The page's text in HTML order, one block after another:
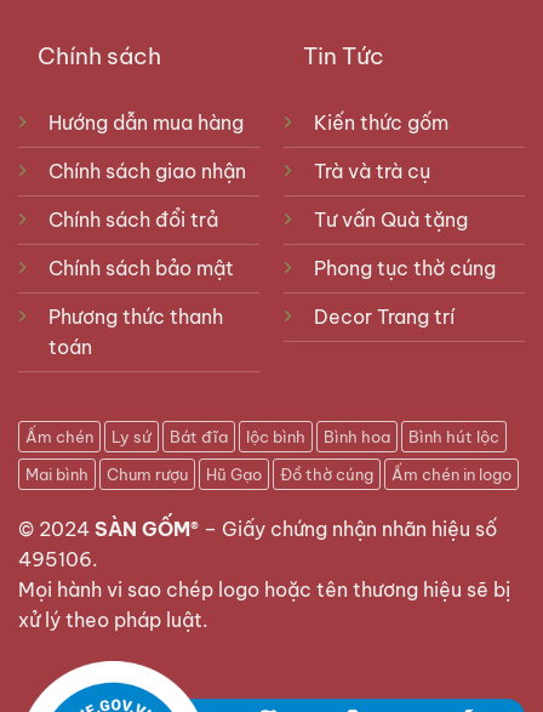
Chính sách
Hướng dẫn mua hàng
Chính sách giao nhận
Chính sách đổi trả
Chính sách bảo mật
Phương thức thanh
toán
Tin Tức
Kiến thức gốm
Trà và trà cụ
Tư vấn Quà tặng
Phong tục thờ cúng
Decor Trang trí
Ấm chén Ly sứ Bát đĩa lộc bình Bình hoa
Bình hút lộc
Mai bình
Chum rượu Hũ Gạo Đồ thờ cúng Ấm chén in logo
© 2024 SÀN GỐM® – Giấy chứng nhận nhãn hiệu số
495106.
Mọi hành vi sao chép logo hoặc tên thương hiệu sẽ bị
xử lý theo pháp luật.